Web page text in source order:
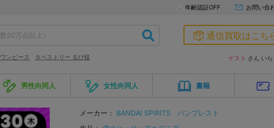
年齢認証OFF お問い合
ワンピース タペストリー るび様
通信買取はこち
ゲスト さん いら
男性向同人 女性向同人 書籍
メーカー： BANDAI SPIRITS
バンプレスト